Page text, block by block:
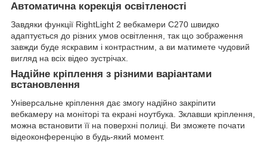
Автоматична корекція освітленості
Завдяки функції RightLight 2 вебкамери C270 швидко
адаптується до різних умов освітлення, так що зображення
завжди буде яскравим і контрастним, а ви матимете чудовий
вигляд на всіх відео зустрічах.
Надійне кріплення з різними варіантами
встановлення
Універсальне кріплення дає змогу надійно закріпити
вебкамеру на моніторі та екрані ноутбука. Зклавши кріплення,
можна встановити її на поверхні полиці. Ви зможете почати
відеоконференцію в будь-який момент.